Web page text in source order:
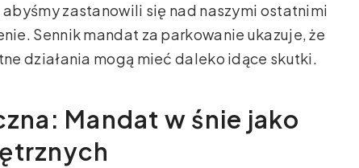
zastanowili się nad naszymi ostatnimi
Sennik mandat za parkowanie ukazuje, że
działania mogą mieć daleko idące skutki.
Mandat w śnie jako